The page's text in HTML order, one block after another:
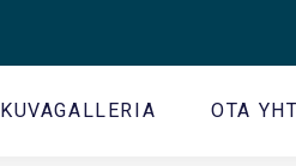
KUVAGALLERIA OTA